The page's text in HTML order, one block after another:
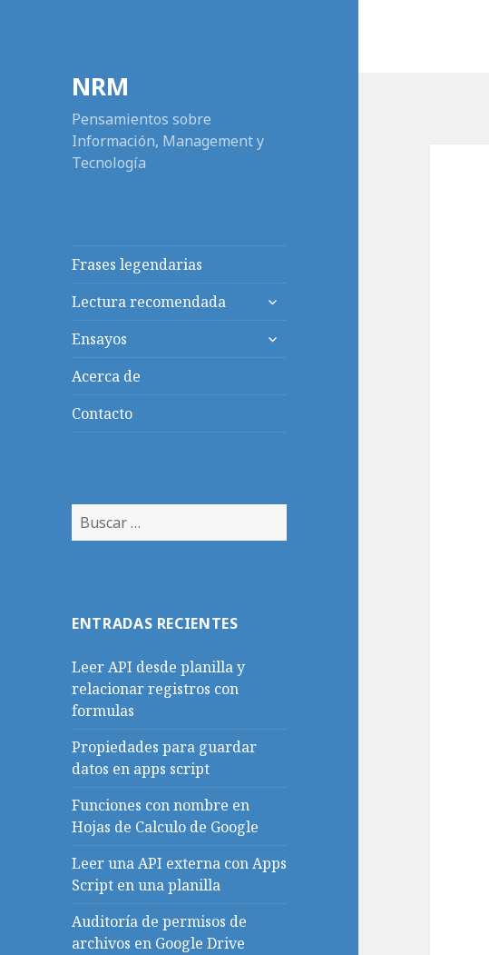
NRM
Pensamientos sobre
Información, Management y
Tecnología
Frases legendarias
Lectura recomendada
expande
menú
Ensayos
expande
Acerca de
Contacto
Buscar:
ENTRADAS RECIENTES
Leer API desde planilla y
relacionar registros con
formulas
Propiedades para guardar
datos en apps script
Funciones con nombre en
Hojas de Calculo de Google
Leer una API externa con Apps
Script en una planilla
Auditoría de permisos de
archivos en Google Drive